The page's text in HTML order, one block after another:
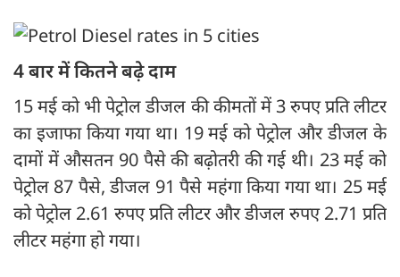
4 बार में कितने बढ़े दाम
15 मई को भी पेट्रोल डीजल की कीमतों में 3 रुपए प्रति लीटर
का इजाफा किया गया था। 19 मई को पेट्रोल और डीजल के
दामों में औसतन 90 पैसे की बढ़ोतरी की गई थी। 23 मई को
पेट्रोल 87 पैसे, डीजल 91 पैसे महंगा किया गया था। 25 मई
को पेट्रोल 2.61 रुपए प्रति लीटर और डीजल रुपए 2.71 प्रति
लीटर महंगा हो गया।